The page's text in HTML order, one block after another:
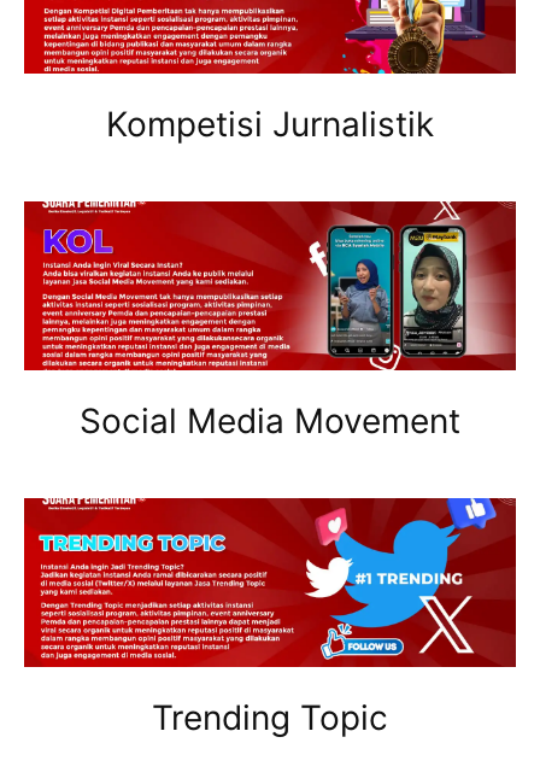
Kompetisi Jurnalistik
Social Media Movement
Trending Topic